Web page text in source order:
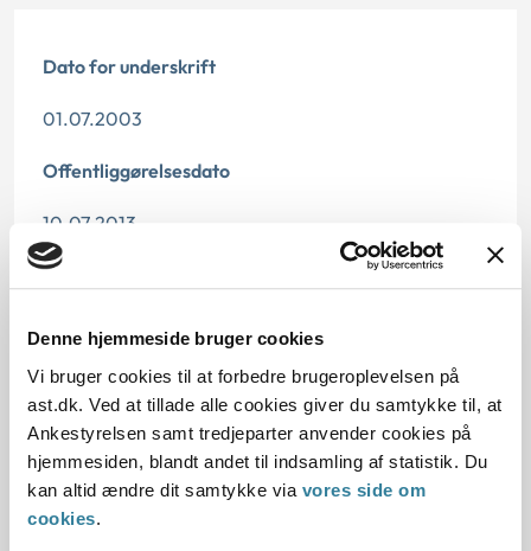
Denne hjemmeside bruger cookies
Vi bruger cookies til at forbedre brugeroplevelsen på
ast.dk. Ved at tillade alle cookies giver du samtykke til, at
Ankestyrelsen samt tredjeparter anvender cookies på
hjemmesiden, blandt andet til indsamling af statistik. Du
kan altid ændre dit samtykke via vores side om
cookies.
Dato for underskrift
01.07.2003
Offentliggørelsesdato
10.07.2013
Denne principafgørelse er kasseret den 18. juni 2019,
Paragraf
§ 29
Journalnummer
2000549-02